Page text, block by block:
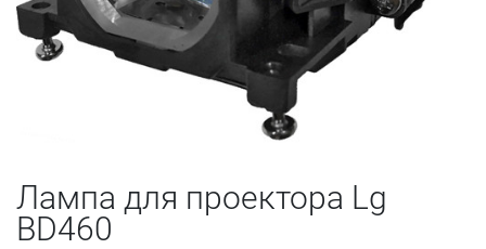
Лампа для проектора Lg
BD460